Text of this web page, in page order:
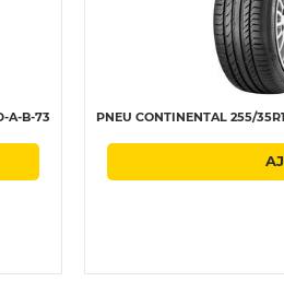
A-B-73 PNEU CONTINENTAL 255/